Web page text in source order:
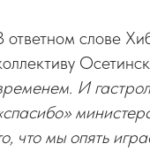
ответном слове
И
что мы опять